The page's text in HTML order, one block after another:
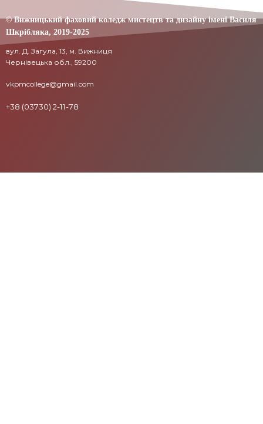
© Вижницький фаховий коледж мистецтв та дизайну імені Василя
Шкрібляка, 2019-2025
вул. Д. Загула, 13, м. Вижниця
Чернівецька обл., 59200
vkpmcollege@gmail.com
+38 (03730) 2-11-78